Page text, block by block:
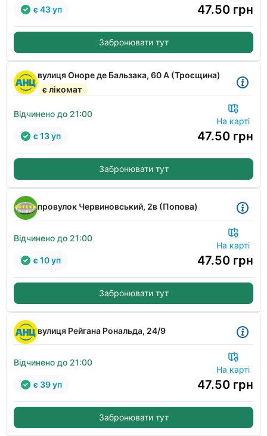
47.50 грн
є 43 уп
Забронювати тут
вулиця Оноре де Бальзака, 60 А (Троєщина)
є лікомат
Відчинено до 21:00
На карті
47.50 грн
є 13 уп
Забронювати тут
провулок Червиновський, 2в (Попова)
Відчинено до 21:00
На карті
47.50 грн
є 10 уп
Забронювати тут
вулиця Рейгана Рональда, 24/9
Відчинено до 21:00
На карті
47.50 грн
є 39 уп
Забронювати тут